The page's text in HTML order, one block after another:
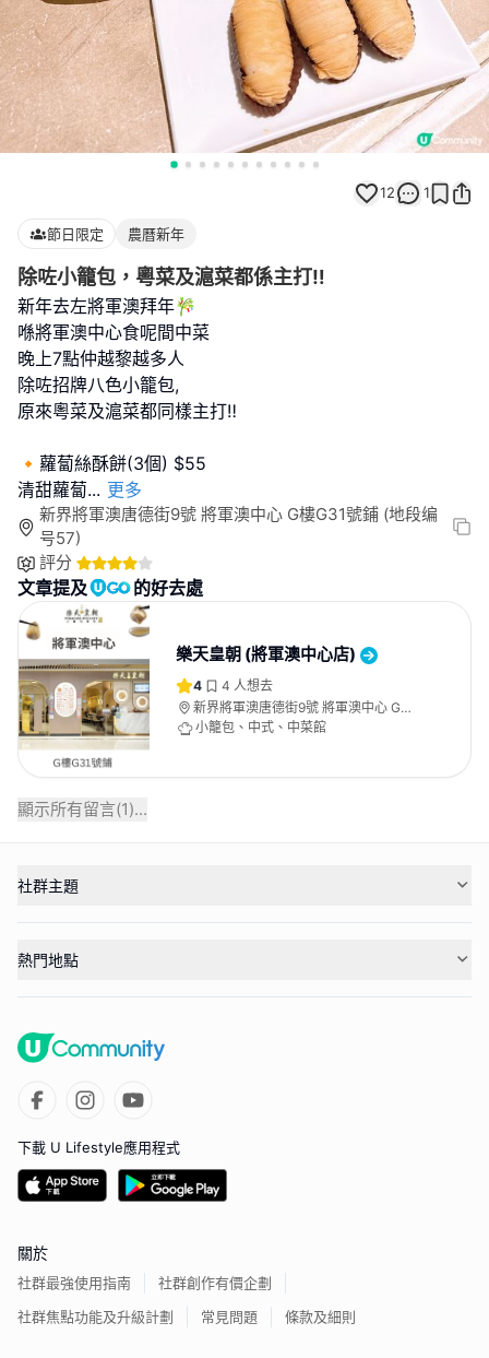
12 1
節日限定 農曆新年
除咗小籠包，粵菜及滬菜都係主打‼️
新年去左將軍澳拜年🎋
喺將軍澳中心食呢間中菜
晚上7點仲越黎越多人
除咗招牌八色小籠包,
原來粵菜及滬菜都同樣主打‼️
🔸蘿蔔絲酥餅(3個) $55
清甜蘿蔔... 更多
新界將軍澳唐德街9號 將軍澳中心 G樓G31號鋪 (地段编
号57)
評分
文章提及 的好去處
樂天皇朝 (將軍澳中心店)
4 4 人想去
新界將軍澳唐德街9號 將軍澳中心 G樓
G31號鋪 (地段编号57)
小籠包、中式、中菜館
顯示所有留言(1)...
社群主題
熱門地點
下載 U Lifestyle應用程式
關於
社群最強使用指南
社群創作有價企劃
社群焦點功能及升級計劃
常見問題 條款及細則